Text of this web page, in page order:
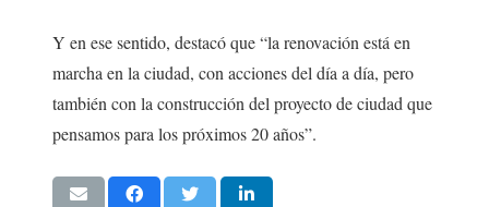
Y en ese sentido, destacó que “la renovación está en
marcha en la ciudad, con acciones del día a día, pero
también con la construcción del proyecto de ciudad que
pensamos para los próximos 20 años”.